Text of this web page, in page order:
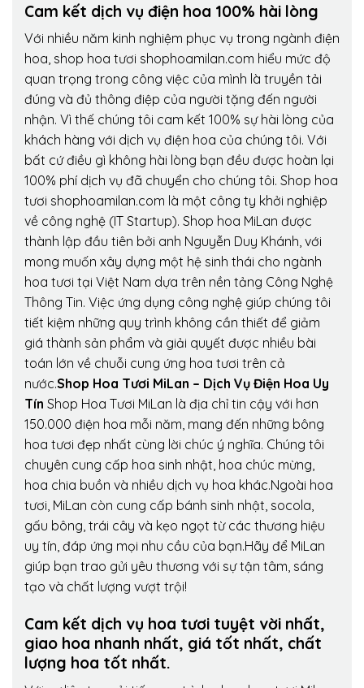
Cam kết dịch vụ điện hoa 100% hài lòng
Với nhiều năm kinh nghiệm phục vụ trong ngành điện
hoa, shop hoa tươi shophoamilan.com hiểu mức độ
quan trọng trong công việc của mình là truyền tải
đúng và đủ thông điệp của người tặng đến người
nhận. Vì thế chúng tôi cam kết 100% sự hài lòng của
khách hàng với dịch vụ điện hoa của chúng tôi. Với
bất cứ điều gì không hài lòng bạn đều được hoàn lại
100% phí dịch vụ đã chuyển cho chúng tôi. Shop hoa
tươi shophoamilan.com là một công ty khởi nghiệp
về công nghệ (IT Startup). Shop hoa MiLan được
thành lập đầu tiên bởi anh Nguyễn Duy Khánh, với
mong muốn xây dựng một hệ sinh thái cho ngành
hoa tươi tại Việt Nam dựa trên nền tảng Công Nghệ
Thông Tin. Việc ứng dụng công nghệ giúp chúng tôi
tiết kiệm những quy trình không cần thiết để giảm
giá thành sản phẩm và giải quyết được nhiều bài
toán lớn về chuỗi cung ứng hoa tươi trên cả
nước.Shop Hoa Tươi MiLan – Dịch Vụ Điện Hoa Uy
Tín Shop Hoa Tươi MiLan là địa chỉ tin cậy với hơn
150.000 điện hoa mỗi năm, mang đến những bông
hoa tươi đẹp nhất cùng lời chúc ý nghĩa. Chúng tôi
chuyên cung cấp hoa sinh nhật, hoa chúc mừng,
hoa chia buồn và nhiều dịch vụ hoa khác.Ngoài hoa
tươi, MiLan còn cung cấp bánh sinh nhật, socola,
gấu bông, trái cây và kẹo ngọt từ các thương hiệu
uy tín, đáp ứng mọi nhu cầu của bạn.Hãy để MiLan
giúp bạn trao gửi yêu thương với sự tận tâm, sáng
tạo và chất lượng vượt trội!
Cam kết dịch vụ hoa tươi tuyệt vời nhất,
giao hoa nhanh nhất, giá tốt nhất, chất
lượng hoa tốt nhất.